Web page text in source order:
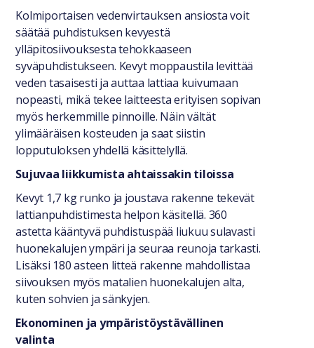
Kolmiportaisen vedenvirtauksen ansiosta voit
säätää puhdistuksen kevyestä
ylläpitosiivouksesta tehokkaaseen
syväpuhdistukseen. Kevyt moppaustila levittää
veden tasaisesti ja auttaa lattiaa kuivumaan
nopeasti, mikä tekee laitteesta erityisen sopivan
myös herkemmille pinnoille. Näin vältät
ylimääräisen kosteuden ja saat siistin
lopputuloksen yhdellä käsittelyllä.
Sujuvaa liikkumista ahtaissakin tiloissa
Kevyt 1,7 kg runko ja joustava rakenne tekevät
lattianpuhdistimesta helpon käsitellä. 360
astetta kääntyvä puhdistuspää liukuu sulavasti
huonekalujen ympäri ja seuraa reunoja tarkasti.
Lisäksi 180 asteen litteä rakenne mahdollistaa
siivouksen myös matalien huonekalujen alta,
kuten sohvien ja sänkyjen.
Ekonominen ja ympäristöystävällinen
valinta